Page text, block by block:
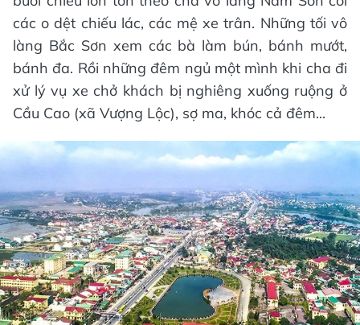
các o dệt chiếu lác, các mệ xe trân. Những tối vô
làng Bắc Sơn xem các bà làm bún, bánh mướt,
bánh đa. Rồi những đêm ngủ một mình khi cha đi
xử lý vụ xe chở khách bị nghiêng xuống ruộng ở
Cầu Cao (xã Vượng Lộc), sợ ma, khóc cả đêm...